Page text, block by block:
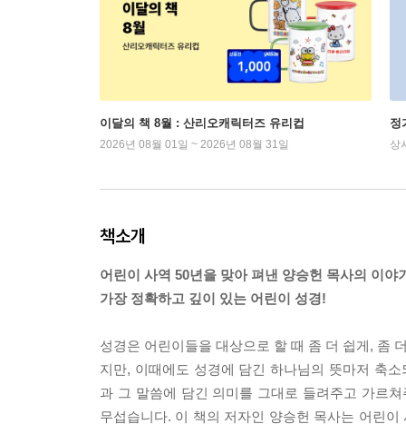
이달의 책 8월 : 산리오캐릭터즈 유리컵
2026년 08월 01일 ~ 2026년 08월 31일
정
상
책소개
어린이 사역 50년을 맞아 펴낸 양승헌 목사의 이야
가장 정확하고 깊이 있는 어린이 성경!
성경은 어린이들을 대상으로 할 때 좀 더 쉽게, 좀
지만, 이때에도 성경에 담긴 하나님의 뜻마저 축
과 그 말씀에 담긴 의미를 그대로 들려주고 가르
무섭습니다. 이 책의 저자인 양승헌 목사는 어린